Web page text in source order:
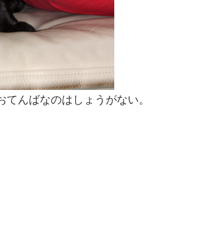
んばなのはしょうがない。